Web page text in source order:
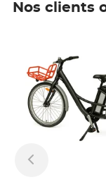
Nos clients